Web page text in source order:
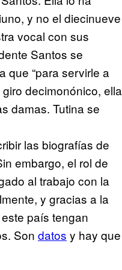
y no el diecinueve
vocal con sus
Santos se
que “para servirle a
decimonónico, ella
damas. Tutina se
las biografías de
embargo, el rol de
al trabajo con la
y gracias a la
país tengan
Son datos y hay que